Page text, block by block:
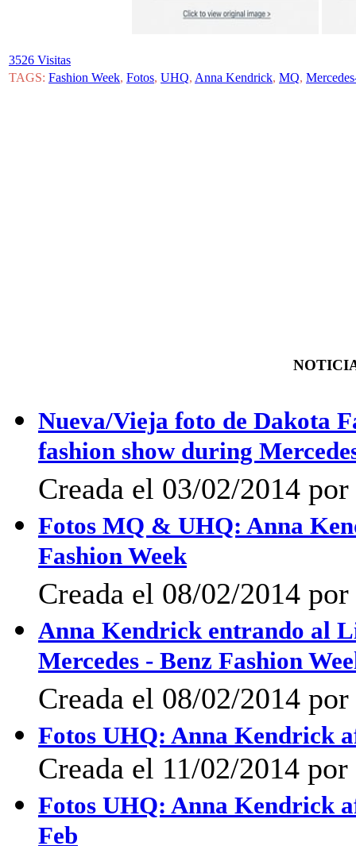
3526 Visitas
TAGS: Fashion Week, Fotos, UHQ, Anna Kendrick, MQ,
Nueva/Vieja foto de Dakota
fashion show during
Creada el 03/02/2014
Fotos MQ & UHQ: Anna
Fashion Week
Creada el 08/02/2014
Anna Kendrick entrando al
Mercedes - Benz Fashion
Creada el 08/02/2014
Fotos UHQ: Anna Kendrick
Creada el 11/02/2014
Fotos UHQ: Anna Kendrick
Feb